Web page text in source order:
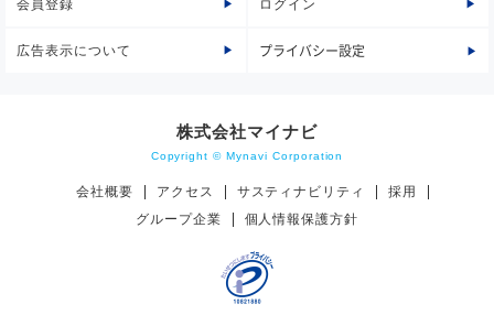
会員登録 ログイン
広告表示について プライバシー設定
株式会社マイナビ
Copyright © Mynavi Corporation
会社概要 アクセス サスティナビリティ
採用
グループ企業
個人情報保護方針